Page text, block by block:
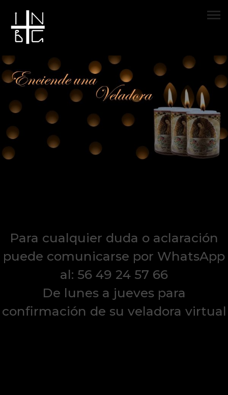
Para cualquier duda o aclaración
puede comunicarse por WhatsApp
al: 56 49 24 57 66
De lunes a jueves para
confirmación de su veladora virtual